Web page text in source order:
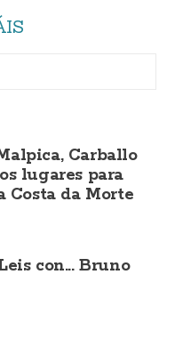
Carballo
lugares para
Costa da Morte
con... Bruno